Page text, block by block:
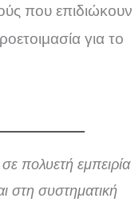
που επιδιώκουν
για το
πολυετή εμπειρία
στη συστηματική